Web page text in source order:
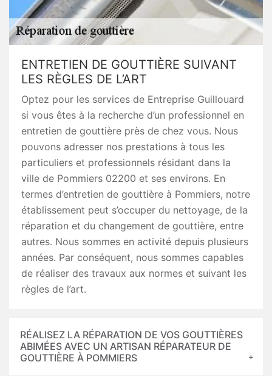
ENTRETIEN DE GOUTTIÈRE SUIVANT
LES RÈGLES DE L’ART
Optez pour les services de Entreprise Guillouard
si vous êtes à la recherche d’un professionnel en
entretien de gouttière près de chez vous. Nous
pouvons adresser nos prestations à tous les
particuliers et professionnels résidant dans la
ville de Pommiers 02200 et ses environs. En
termes d’entretien de gouttière à Pommiers, notre
établissement peut s’occuper du nettoyage, de la
réparation et du changement de gouttière, entre
autres. Nous sommes en activité depuis plusieurs
années. Par conséquent, nous sommes capables
de réaliser des travaux aux normes et suivant les
règles de l’art.
RÉALISEZ LA RÉPARATION DE VOS GOUTTIÈRES
ABIMÉES AVEC UN ARTISAN RÉPARATEUR DE
GOUTTIÈRE À POMMIERS